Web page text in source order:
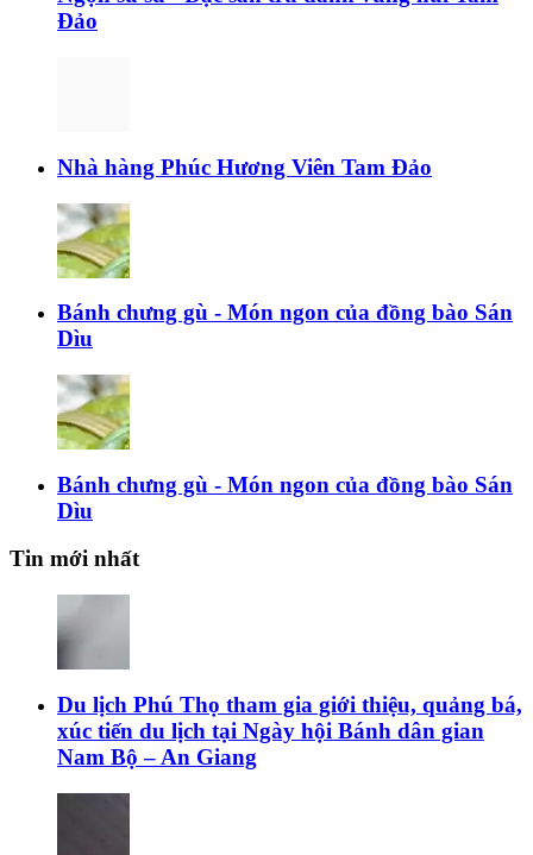
Đảo
Nhà hàng Phúc Hương Viên Tam Đảo
Bánh chưng gù - Món ngon của đồng bào Sán
Dìu
Bánh chưng gù - Món ngon của đồng bào Sán
Dìu
Tin mới nhất
Du lịch Phú Thọ tham gia giới thiệu, quảng bá,
xúc tiến du lịch tại Ngày hội Bánh dân gian
Nam Bộ – An Giang